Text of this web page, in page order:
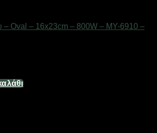
– Oval – 16x23cm – 800W – MY-6910 –